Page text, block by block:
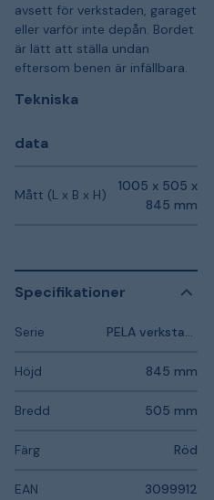
avsett för verkstaden, garaget
eller varför inte depån. Bordet
är lätt att ställa undan
eftersom benen är infällbara.
Tekniska
data
Mått (L x B x H)
1005 x 505 x
845 mm
Specifikationer
Serie
Höjd 845 mm
Bredd 505 mm
Färg Röd
EAN 3099912